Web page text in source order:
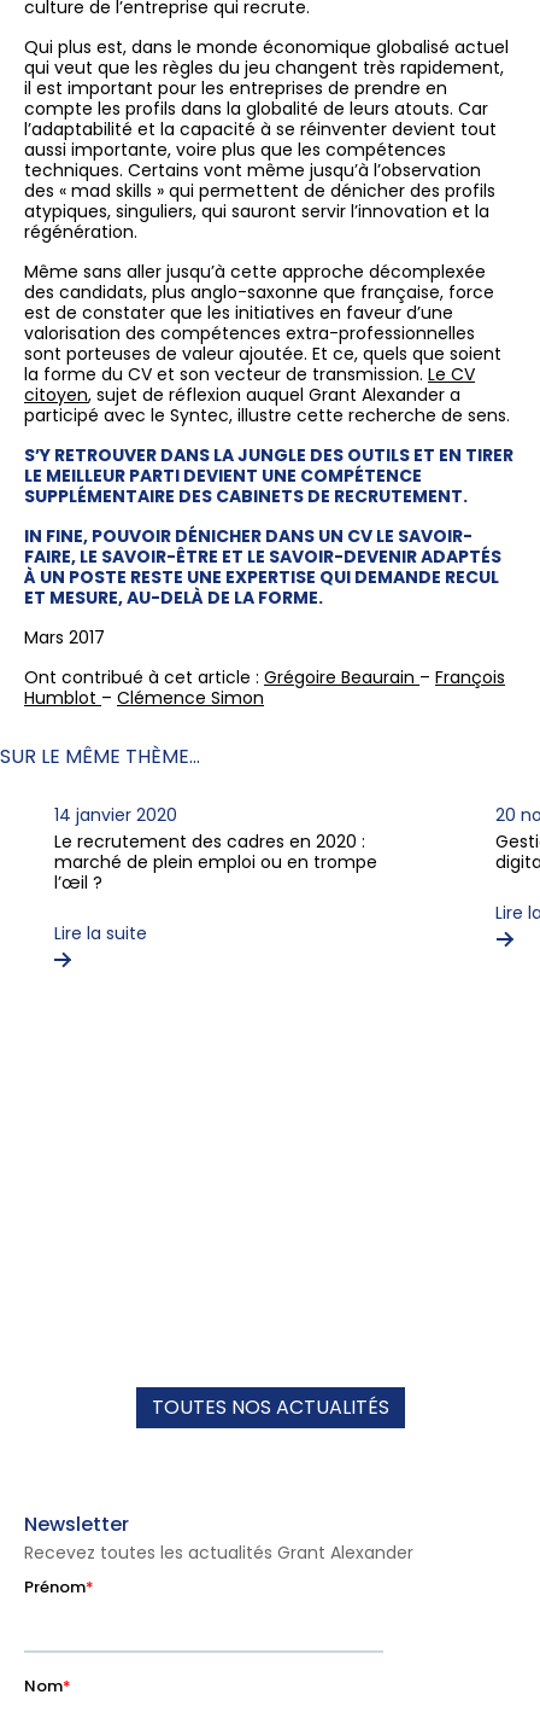
culture de l’entreprise qui recrute.
Qui plus est, dans le monde économique globalisé actuel
qui veut que les règles du jeu changent très rapidement,
il est important pour les entreprises de prendre en
compte les profils dans la globalité de leurs atouts. Car
l’adaptabilité et la capacité à se réinventer devient tout
aussi importante, voire plus que les compétences
techniques. Certains vont même jusqu’à l’observation
des « mad skills » qui permettent de dénicher des profils
atypiques, singuliers, qui sauront servir l’innovation et la
régénération.
Même sans aller jusqu’à cette approche décomplexée
des candidats, plus anglo-saxonne que française, force
est de constater que les initiatives en faveur d’une
valorisation des compétences extra-professionnelles
sont porteuses de valeur ajoutée. Et ce, quels que soient
la forme du CV et son vecteur de transmission.Le CV
citoyen, sujet de réflexion auquel Grant Alexander a
participé avec le Syntec, illustre cette recherche de sens.
S’Y RETROUVER DANS LA JUNGLE DES OUTILS ET EN TIRER
LE MEILLEUR PARTI DEVIENT UNE COMPÉTENCE
SUPPLÉMENTAIRE DES CABINETS DE RECRUTEMENT.
IN FINE, POUVOIR DÉNICHER DANS UN CV LE SAVOIR-
FAIRE, LE SAVOIR-ÊTRE ET LE SAVOIR-DEVENIR ADAPTÉS
À UN POSTE RESTE UNE EXPERTISE QUI DEMANDE RECUL
ET MESURE, AU-DELÀ DE LA FORME.
Mars 2017
Ont contribué à cet article :Grégoire Beaurain –François
Humblot –Clémence Simon
SUR LE MÊME THÈME...
14 janvier 2020
Le recrutement des cadres en 2020 :
marché de plein emploi ou en trompe
l’œil ?
Lire la suite
20
Lire
TOUTES NOS ACTUALITÉS
Newsletter
Recevez toutes les actualités Grant Alexander